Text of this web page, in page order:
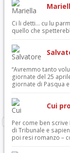
Ci li detti… cu lu
quello che
“Avremmo tanto
giornate del 25
giornate di Pasqua
Cui
Per come ben
di Tribunale e
poi resi romanzo –